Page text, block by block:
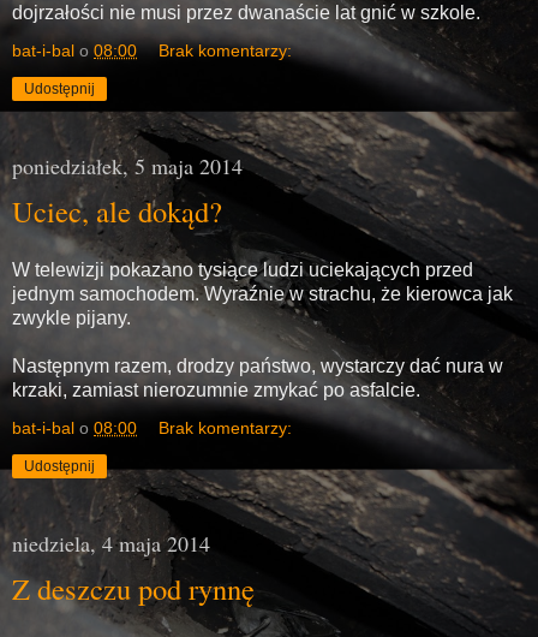
dojrzałości nie musi przez dwanaście lat gnić w szkole.
bat-i-bal o 08:00 Brak komentarzy:
Udostępnij
poniedziałek, 5 maja 2014
Uciec, ale dokąd?
W telewizji pokazano tysiące ludzi uciekających przed
jednym samochodem. Wyraźnie w strachu, że kierowca jak
zwykle pijany.
Następnym razem, drodzy państwo, wystarczy dać nura w
krzaki, zamiast nierozumnie zmykać po asfalcie.
bat-i-bal o 08:00 Brak komentarzy:
Udostępnij
niedziela, 4 maja 2014
Z deszczu pod rynnę